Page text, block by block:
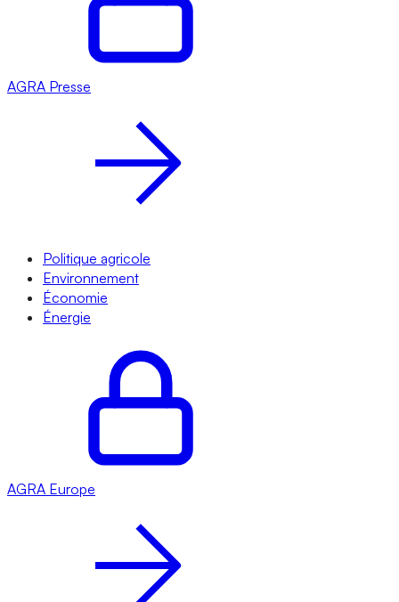
AGRA Presse
Politique agricole
Environnement
Économie
Énergie
AGRA Europe